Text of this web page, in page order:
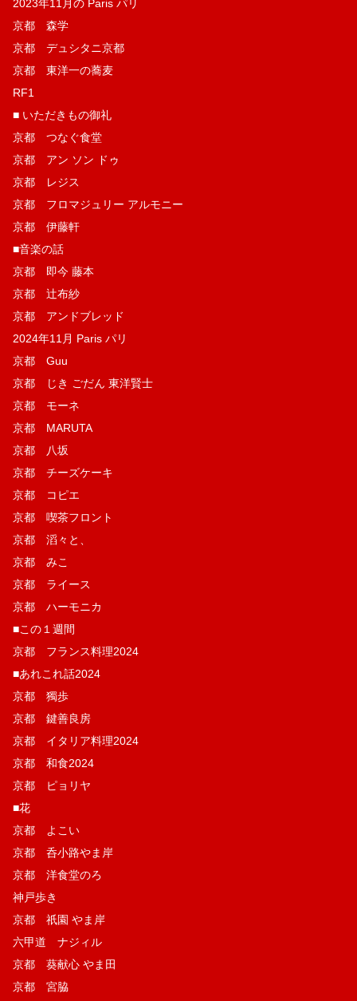
2023年11月の Paris パリ
京都 森学
京都 デュシタニ京都
京都 東洋一の蕎麦
RF1
■ いただきもの御礼
京都 つなぐ食堂
京都 アン ソン ドゥ
京都 レジス
京都 フロマジュリー アルモニー
京都 伊藤軒
■音楽の話
京都 即今 藤本
京都 辻布紗
京都 アンドブレッド
2024年11月 Paris パリ
京都 Guu
京都 じき ごだん 東洋賢士
京都 モーネ
京都 MARUTA
京都 八坂
京都 チーズケーキ
京都 コピエ
京都 喫茶フロント
京都 滔々と、
京都 みこ
京都 ライース
京都 ハーモニカ
■この１週間
京都 フランス料理2024
■あれこれ話2024
京都 獨歩
京都 鍵善良房
京都 イタリア料理2024
京都 和食2024
京都 ピョリヤ
■花
京都 よこい
京都 呑小路やま岸
京都 洋食堂のろ
神戸歩き
京都 祇園 やま岸
六甲道 ナジィル
京都 葵献心 やま田
京都 宮脇